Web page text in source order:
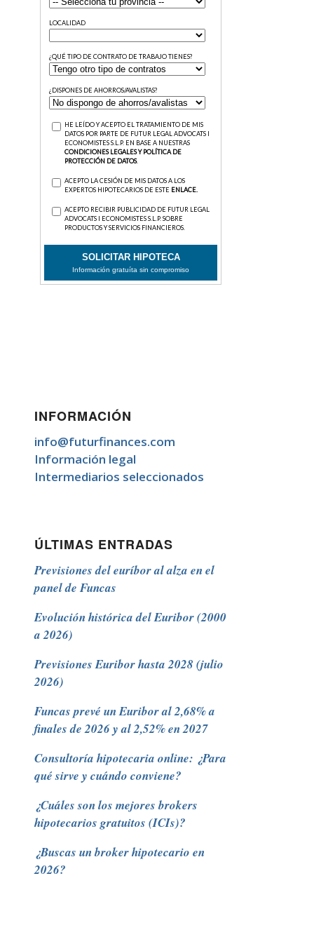
INFORMACIÓN
info@futurfinances.com
Información legal
Intermediarios seleccionados
ÚLTIMAS ENTRADAS
Previsiones del euríbor al alza en el
panel de Funcas
Evolución histórica del Euribor (2000
a 2026)
Previsiones Euribor hasta 2028 (julio
2026)
Funcas prevé un Euribor al 2,68% a
finales de 2026 y al 2,52% en 2027
Consultoría hipotecaria online: ¿Para
qué sirve y cuándo conviene?
¿Cuáles son los mejores brokers
hipotecarios gratuitos (ICIs)?
¿Buscas un broker hipotecario en
2026?